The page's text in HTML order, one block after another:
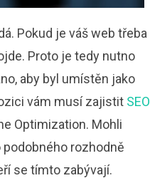
Pokud je váš web třeba
Proto je tedy nutno
aby byl umístěn jako
vám musí zajistit SEO
Optimization. Mohli
rozhodně
se tímto zabývají.